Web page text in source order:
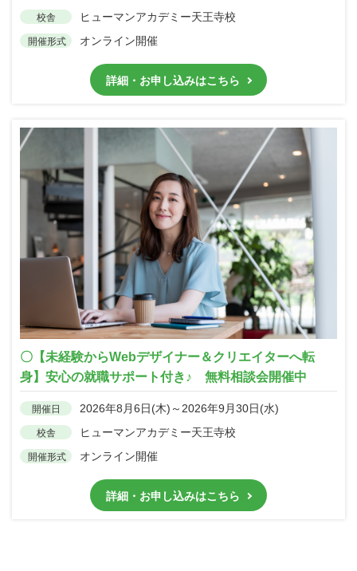
校舎 ヒューマンアカデミー天王寺校
開催形式 オンライン開催
詳細・お申し込みはこちら
〇【未経験からWebデザイナー＆クリエイターへ転
身】安心の就職サポート付き♪ 無料相談会開催中
開催日 2026年8月6日(木)～2026年9月30日(水)
校舎 ヒューマンアカデミー天王寺校
開催形式 オンライン開催
詳細・お申し込みはこちら